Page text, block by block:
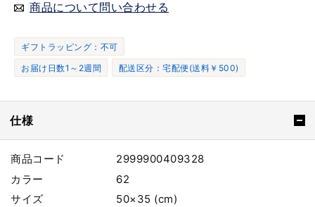
商品について問い合わせる
ギフトラッピング：不可
お届け日数1～2週間
配送区分：宅配便(送料￥500)
仕様
商品コード
2999900409328
カラー
62
サイズ
50×35 (cm)